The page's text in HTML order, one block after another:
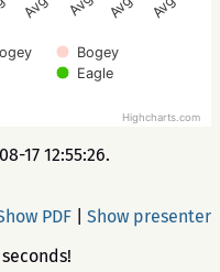
Bogey
Eagle
Highcharts.com
17 12:55:26.
Show presenter
PDF